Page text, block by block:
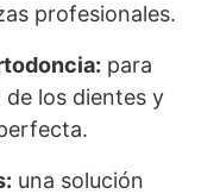
profesionales.
para
los dientes y
una solución